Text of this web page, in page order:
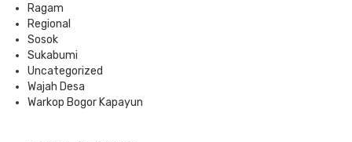
Ragam
Regional
Sosok
Sukabumi
Uncategorized
Wajah Desa
Warkop Bogor Kapayun